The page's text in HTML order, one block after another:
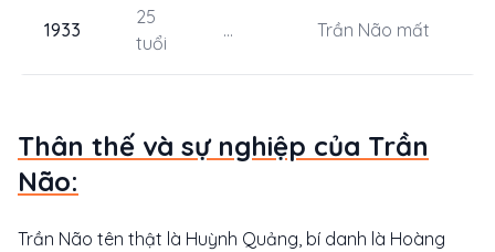
1933
25
tuổi
... Trần Não mất
Thân thế và sự nghiệp của Trần
Não:
Trần Não tên thật là Huỳnh Quảng, bí danh là Hoàng